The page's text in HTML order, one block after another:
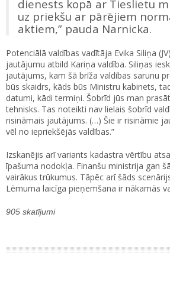
dienests kopā ar Tieslietu
uz priekšu ar pārējiem
aktiem,” pauda Narnicka.
Potenciālā valdības vadītāja Evika Siliņa
jautājumu atbild Kariņa valdība. Siliņas
jautājums, kam šā brīža valdības sarunu
būs skaidrs, kāds būs Ministru kabinets,
datumi, kādi termiņi. Šobrīd jūs man
tehnisks. Tas noteikti nav lielais šobrīd
risināmais jautājums. (…) Šie ir risināmie
vēl no iepriekšējās valdības.”
Izskanējis arī variants kadastra vērtību
īpašuma nodokļa. Finanšu ministrija gan
vairākus trūkumus. Tāpēc arī šāds
Lēmuma laicīga pieņemšana ir nākamās
905 skatījumi